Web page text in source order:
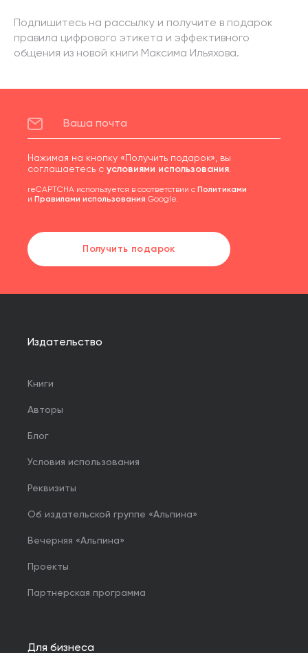
Подпишитесь на рассылку и получите в подарок
правила цифрового этикета и эффективного
общения из новой книги Максима Ильяхова.
Нажимая на кнопку «Получить подарок», вы
соглашаетесь с условиями использования.
reCAPTCHA используется в соответствии с Политиками
и Правилами использования Google.
Получить подарок
Издательство
Книги
Авторы
Блог
Условия использования
Реквизиты
Об издательской группе «Альпина»
Вечерняя «Альпина»
Проекты
Партнерская программа
Для бизнеса